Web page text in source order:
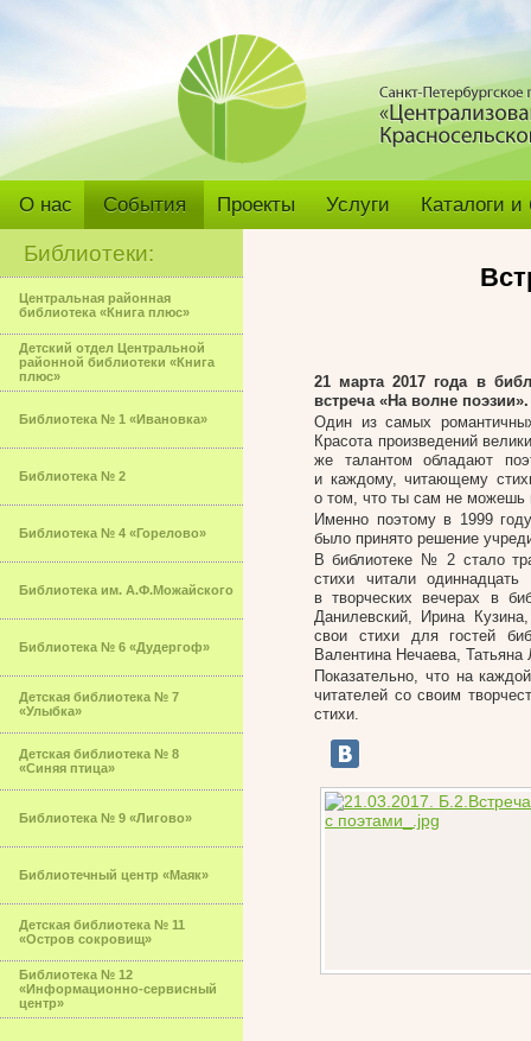
О нас События Проекты Услуги Каталоги
Библиотеки:
Центральная районная
библиотека «Книга плюс»
Детский отдел Центральной
районной библиотеки «Книга
плюс»
Библиотека № 1 «Ивановка»
Библиотека № 2
Библиотека № 4 «Горелово»
Библиотека им. А.Ф.Можайского
Библиотека № 6 «Дудергоф»
Детская библиотека № 7
«Улыбка»
Детская библиотека № 8
«Синяя птица»
Библиотека № 9 «Лигово»
Библиотечный центр «Маяк»
Детская библиотека № 11
«Остров сокровищ»
Библиотека № 12
«Информационно-сервисный
центр»
21 марта 2017 года в
встреча «На волне поэзии».
Один из самых
Красота произведений
же талантом обладают
и каждому, читающему
о том, что ты сам не можешь
Именно поэтому в 1999
было принято решение
В библиотеке № 2 стало
стихи читали
в творческих вечерах в
Данилевский, Ирина
свои стихи для гостей
Валентина Нечаева, Татьяна
Показательно, что на
читателей со своим
стихи.